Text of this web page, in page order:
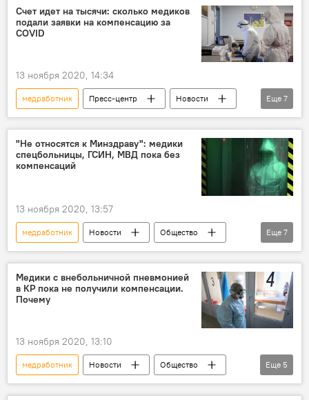
красная зона
Кыргызстан
Счет идет на тысячи: сколько медиков
подали заявки на компенсацию за
COVID
13 ноября 2020, 14:34
медработник Пресс-центр
Новости
Общество
Кыргызстан
Коронавирус - 2020
коронавирус
компенсация
заявление
Еще 7
"Не относятся к Минздраву": медики
спецбольницы, ГСИН, МВД пока без
компенсаций
13 ноября 2020, 13:57
медработник Новости
Общество
Кыргызстан
Коронавирус - 2020
Пресс-центр
министерство
коронавирус
компенсация
Еще 7
Медики с внебольничной пневмонией
в КР пока не получили компенсации.
Почему
13 ноября 2020, 13:10
медработник Новости
Общество
Кыргызстан
Пресс-центр
Еще 5